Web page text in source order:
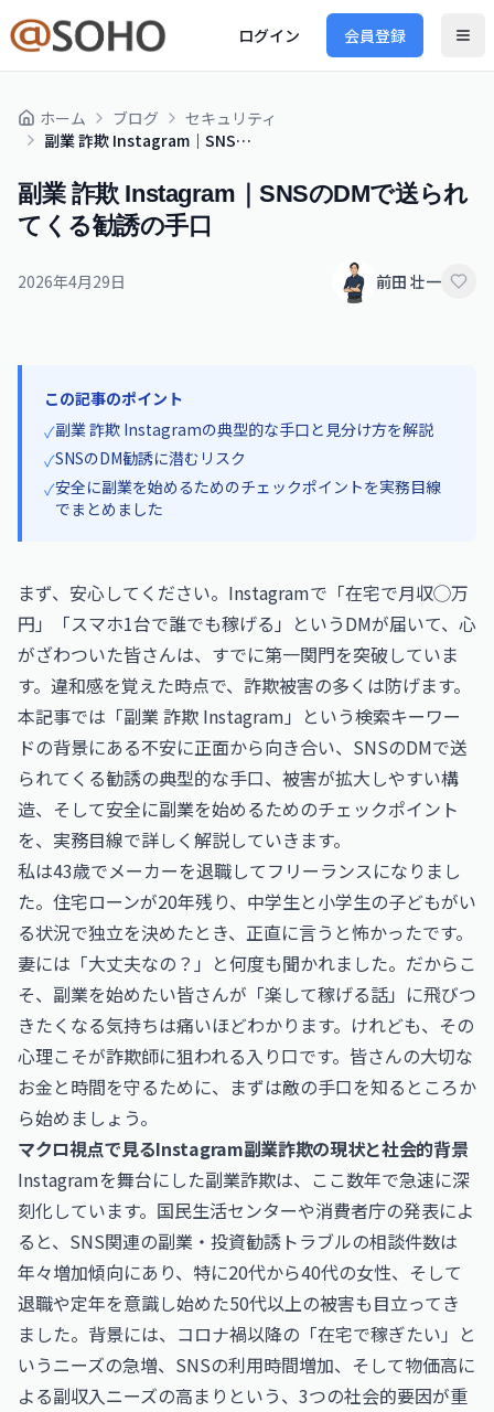
ログイン 会員登録
ホーム ブログ
セキュリティ
副業 詐欺 Instagram｜SNSのDMで送られてくる勧誘の手口
副業 詐欺 Instagram｜SNSのDMで送られ
てくる勧誘の手口
2026年4月29日 前田 壮一
この記事のポイント
✓副業 詐欺 Instagramの典型的な手口と見分け方を解説
✓SNSのDM勧誘に潜むリスク
✓安全に副業を始めるためのチェックポイントを実務目線
でまとめました
まず、安心してください。Instagramで「在宅で月収◯万
円」「スマホ1台で誰でも稼げる」というDMが届いて、心
がざわついた皆さんは、すでに第一関門を突破していま
す。違和感を覚えた時点で、詐欺被害の多くは防げます。
本記事では「副業 詐欺 Instagram」という検索キーワー
ドの背景にある不安に正面から向き合い、SNSのDMで送
られてくる勧誘の典型的な手口、被害が拡大しやすい構
造、そして安全に副業を始めるためのチェックポイント
を、実務目線で詳しく解説していきます。
私は43歳でメーカーを退職してフリーランスになりまし
た。住宅ローンが20年残り、中学生と小学生の子どもがい
る状況で独立を決めたとき、正直に言うと怖かったです。
妻には「大丈夫なの？」と何度も聞かれました。だからこ
そ、副業を始めたい皆さんが「楽して稼げる話」に飛びつ
きたくなる気持ちは痛いほどわかります。けれども、その
心理こそが詐欺師に狙われる入り口です。皆さんの大切な
お金と時間を守るために、まずは敵の手口を知るところか
ら始めましょう。
マクロ視点で見るInstagram副業詐欺の現状と社会的背景
Instagramを舞台にした副業詐欺は、ここ数年で急速に深
刻化しています。国民生活センターや消費者庁の発表によ
ると、SNS関連の副業・投資勧誘トラブルの相談件数は
年々増加傾向にあり、特に20代から40代の女性、そして
退職や定年を意識し始めた50代以上の被害も目立ってき
ました。背景には、コロナ禍以降の「在宅で稼ぎたい」と
いうニーズの急増、SNSの利用時間増加、そして物価高に
よる副収入ニーズの高まりという、3つの社会的要因が重